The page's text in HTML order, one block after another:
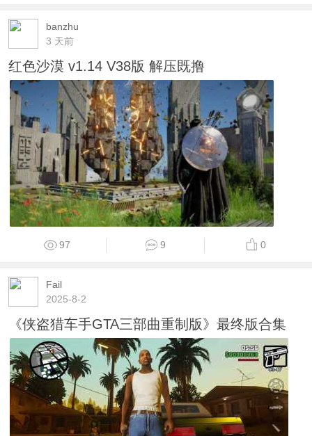
banzhu
3 天前
红色沙漠 v1.14 V38版 解压既撸
97 9 0
Fail
2025-8-2
《侠盗猎车手GTA三部曲重制版》最终版合集